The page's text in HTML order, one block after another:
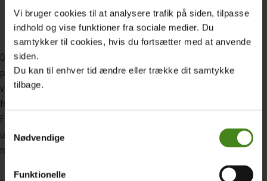
Vi bruger cookies til at analysere trafik på siden, tilpasse
indhold og vise funktioner fra sociale medier. Du
samtykker til cookies, hvis du fortsætter med at anvende
siden.
Du kan til enhver tid ændre eller trække dit samtykke
tilbage.
Nødvendige
Funktionelle
Og konflikter er der nok af i Colombia, der for få år siden kom ud
på den anden side af et halvt århundredes borgerkrig. Illegale
væbnede grupper hærger stadig i mange landområder, og
fredsaftalen er langt fra skrevet i sten. Med støtte fra Oxfam gik
Fuerza de Mujeres Wayuu derfor for to år siden i gang med at
udvikle et humanitært projekt centreret omkring skolerne –
rettet mod både børn og voksne.